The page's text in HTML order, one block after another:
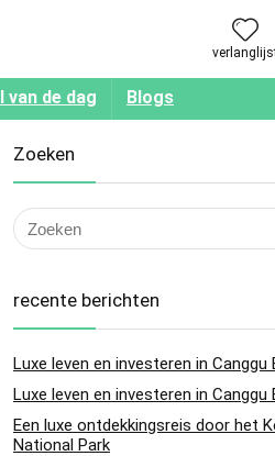
van de dag Blogs
Zoeken
recente berichten
Luxe leven en investeren in Canggu
Luxe leven en investeren in Canggu
Een luxe ontdekkingsreis door het
National Park